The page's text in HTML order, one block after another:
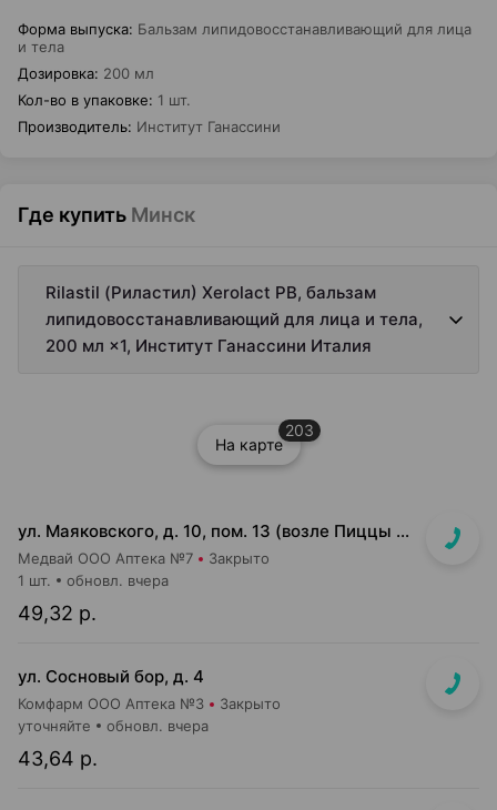
Форма выпуска: Бальзам липидовосстанавливающий для лица
и тела
Дозировка: 200 мл
Кол-во в упаковке: 1 шт.
Производитель: Институт Ганассини
Где купить Минск
Rilastil (Риластил) Xerolact PB, бальзам
липидовосстанавливающий для лица и тела,
200 мл ×1, Институт Ганассини Италия
На карте
203
ул. Маяковского, д. 10, пом. 13 (возле Пиццы Мании)
Медвай ООО Аптека №7 Закрыто
49,32 р.
1 шт. обновл. вчера
ул. Сосновый бор, д. 4
Комфарм ООО Аптека №3 Закрыто
43,64 р.
уточняйте обновл. вчера